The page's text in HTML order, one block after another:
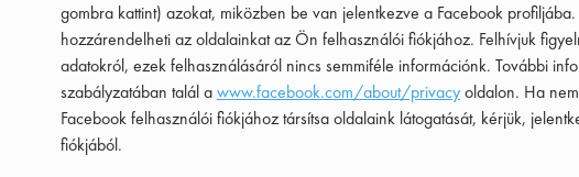
gombra kattint) azokat, miközben be van jelentkezve a Facebook
hozzárendelheti az oldalainkat az Ön felhasználói fiókjához. Felhívjuk
adatokról, ezek felhasználásáról nincs semmiféle információnk. További
szabályzatában talál awww.facebook.com/about/privacyoldalon. Ha
Facebook felhasználói fiókjához társítsa oldalaink látogatását, kérjük,
fiókjából.